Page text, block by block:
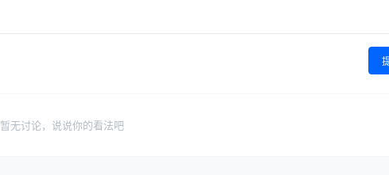
暂无讨论，说说你的看法吧